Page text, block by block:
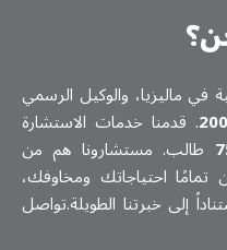
ماليزيا، والوكيل الرسمي
. قدمنا خدمات الاستشارة
طالب. مستشارونا هم من
تمامًا احتياجاتك ومخاوفك،
إلى خبرتنا الطويلة.تواصل